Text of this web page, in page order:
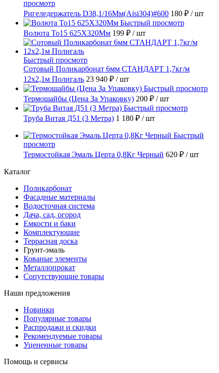
просмотр
Ригеледержатель D38,1/16Мм(Aisi304)#600 180 ₽ / шт
Быстрый просмотр
Волюта То15 625X320Мм 199 ₽ / шт
Быстрый просмотр
Сотовый Поликарбонат 6мм СТАНДАРТ 1,7кг/м
12х2,1м Полигаль 23 940 ₽ / шт
Быстрый просмотр
Термошайбы (Цена За Упаковку) 200 ₽ / шт
Быстрый просмотр
Труба Витая Д51 (3 Метра) 1 180 ₽ / шт
Быстрый
просмотр
Термостойкая Эмаль Церта 0,8Кг Черный 620 ₽ / шт
Каталог
Поликарбонат
Фасадные материалы
Водосточная система
Дача, сад, огород
Емкости и баки
Комплектующие
Террасная доска
Грунт-эмаль
Кованые элементы
Металлопрокат
Сопутствующие товары
Наши предложения
Новинки
Популярные товары
Распродажи и скидки
Рекомендуемые товары
Уцененные товары
Помощь и сервисы